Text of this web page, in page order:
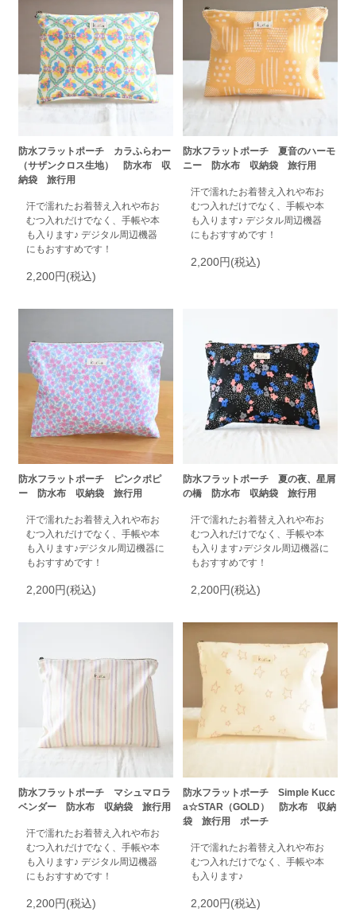
防水フラットポーチ カラふらわー
（サザンクロス生地） 防水布 収
納袋 旅行用
汗で濡れたお着替え入れや布お
むつ入れだけでなく、手帳や本
も入ります♪ デジタル周辺機器
にもおすすめです！
2,200円(税込)
防水フラットポーチ 夏音のハーモ
ニー 防水布 収納袋 旅行用
汗で濡れたお着替え入れや布お
むつ入れだけでなく、手帳や本
も入ります♪ デジタル周辺機器
にもおすすめです！
2,200円(税込)
防水フラットポーチ ピンクポピ
ー 防水布 収納袋 旅行用
汗で濡れたお着替え入れや布お
むつ入れだけでなく、手帳や本
も入ります♪デジタル周辺機器に
もおすすめです！
2,200円(税込)
防水フラットポーチ 夏の夜、星屑
の橋 防水布 収納袋 旅行用
汗で濡れたお着替え入れや布お
むつ入れだけでなく、手帳や本
も入ります♪デジタル周辺機器に
もおすすめです！
2,200円(税込)
防水フラットポーチ マシュマロラ
ベンダー 防水布 収納袋 旅行用
汗で濡れたお着替え入れや布お
むつ入れだけでなく、手帳や本
も入ります♪ デジタル周辺機器
にもおすすめです！
2,200円(税込)
防水フラットポーチ Simple Kucc
a☆STAR（GOLD） 防水布 収納
袋 旅行用 ポーチ
汗で濡れたお着替え入れや布お
むつ入れだけでなく、手帳や本
も入ります♪
2,200円(税込)